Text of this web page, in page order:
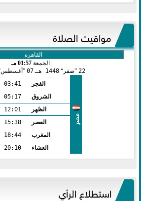
مواقيت الصلاة
الجمعة 01:57 مـ
22 صفر 1448 هـ 07 أغسطس
مصر
الفجر
03:41
الشروق
05:17
الظهر
12:01
العصر
15:38
المغرب
18:44
العشاء
20:10
استطلاع الرأي